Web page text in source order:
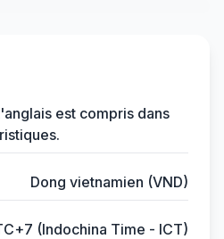
est compris dans
Dong vietnamien (VND)
(Indochina Time - ICT)